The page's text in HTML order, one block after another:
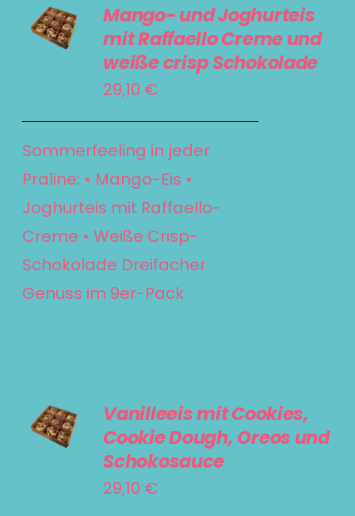
WARENKORB
/
Mango- und Joghurteis
mit Raffaello Creme und
weiße crisp Schokolade
29,10 €
Sommerfeeling in jeder
Praline: • Mango-Eis •
Joghurteis mit Raffaello-
Creme • Weiße Crisp-
Schokolade Dreifacher
Genuss im 9er-Pack
WARENKORB
/
Vanilleeis mit Cookies,
Cookie Dough, Oreos und
Schokosauce
29,10 €